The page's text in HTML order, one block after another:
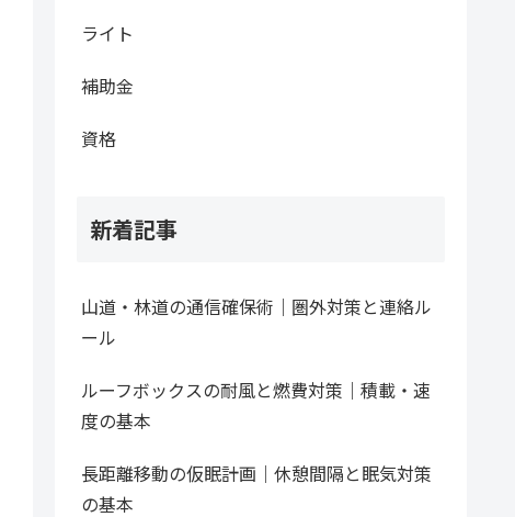
ライト
補助金
資格
新着記事
山道・林道の通信確保術｜圏外対策と連絡ル
ール
ルーフボックスの耐風と燃費対策｜積載・速
度の基本
長距離移動の仮眠計画｜休憩間隔と眠気対策
の基本